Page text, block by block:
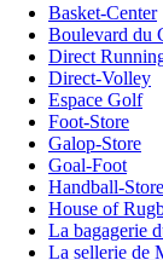
Basket-Center
Boulevard du
Direct
Direct-Volley
Espace Golf
Foot-Store
Galop-Store
Goal-Foot
Handball-Store
House of
La bagagerie
La sellerie de